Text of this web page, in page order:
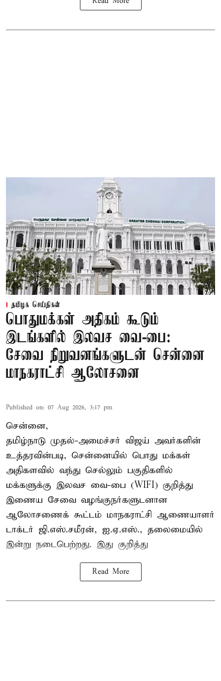
தமிழக செய்திகள்
பொதுமக்கள் அதிகம் கூடும்
இடங்களில் இலவச வை-பை:
சேவை நிறுவனங்களுடன் சென்னை
மாநகராட்சி ஆலோசனை
Published on: 07 Aug 2026, 3:17 pm
சென்னை,
தமிழ்நாடு முதல்-அமைச்சர் விஜய் அவர்களின்
உத்தரவின்படி, சென்னையில் பொது மக்கள்
அதிகளவில் வந்து செல்லும் பகுதிகளில்
மக்களுக்கு இலவச வை-பை (WIFI) குறித்து
இணைய சேவை வழங்குநர்களுடனான
ஆலோசணைக் கூட்டம் மாநகராட்சி ஆணையாளர்
டாக்டர் ஜி.எஸ்.சமீரன், ஐ.ஏ.எஸ்., தலைமையில்
இன்று நடைபெற்றது. இது குறித்து
Read More